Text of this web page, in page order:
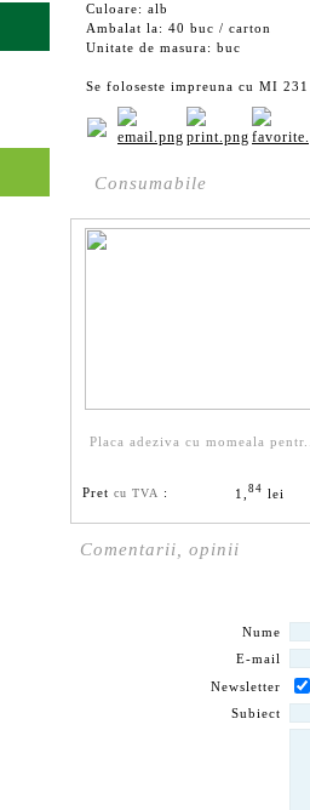
Culoare: alb
Ambalat la: 40 buc / carton
Unitate de masura: buc
Se foloseste impreuna cu MI
Consumabile
Placa adeziva cu momeala
Pret cu TVA : 1, 84 lei
Comentarii, opinii
Nume
E-mail
Newsletter
Subiect